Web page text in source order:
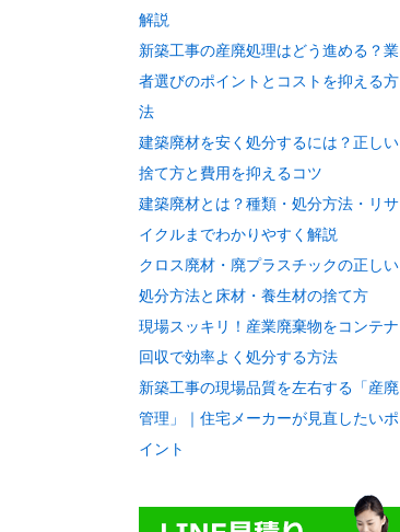
解説
新築工事の産廃処理はどう進める？業
者選びのポイントとコストを抑える方
法
建築廃材を安く処分するには？正しい
捨て方と費用を抑えるコツ
建築廃材とは？種類・処分方法・リサ
イクルまでわかりやすく解説
クロス廃材・廃プラスチックの正しい
処分方法と床材・養生材の捨て方
現場スッキリ！産業廃棄物をコンテナ
回収で効率よく処分する方法
新築工事の現場品質を左右する「産廃
管理」｜住宅メーカーが見直したいポ
イント